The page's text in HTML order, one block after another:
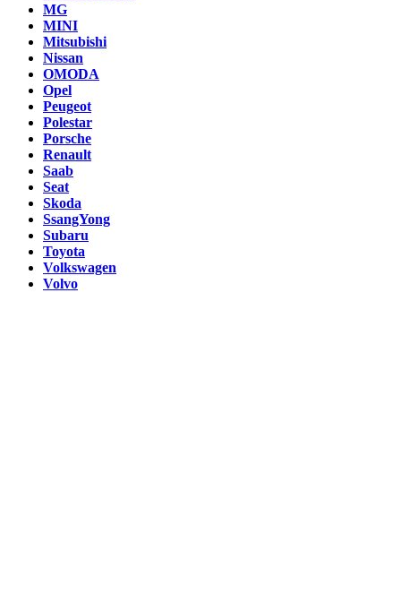
MG
MINI
Mitsubishi
Nissan
OMODA
Opel
Peugeot
Polestar
Porsche
Renault
Saab
Seat
Skoda
SsangYong
Subaru
Toyota
Volkswagen
Volvo